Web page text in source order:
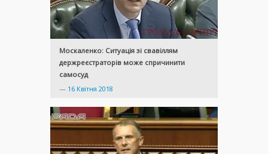
Москаленко: Ситуація зі свавіллям
держреєстраторів може спричинити
самосуд
— 16 Квітня 2018